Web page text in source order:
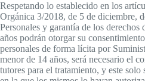
Respetando lo establecido en los
Orgánica 3/2018, de 5 de diciembre,
Personales y garantía de los
años podrán otorgar su
personales de forma lícita por
menor de 14 años, será necesario el
tutores para el tratamiento, y este